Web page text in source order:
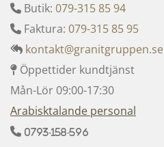
 Butik: 079-315 85 94
 Faktura: 079-315 85 95
 kontakt@granitgruppen.se
 Öppettider kundtjänst
Mån-Lör 09:00-17:30
Arabisktalande personal
 0793-158-596